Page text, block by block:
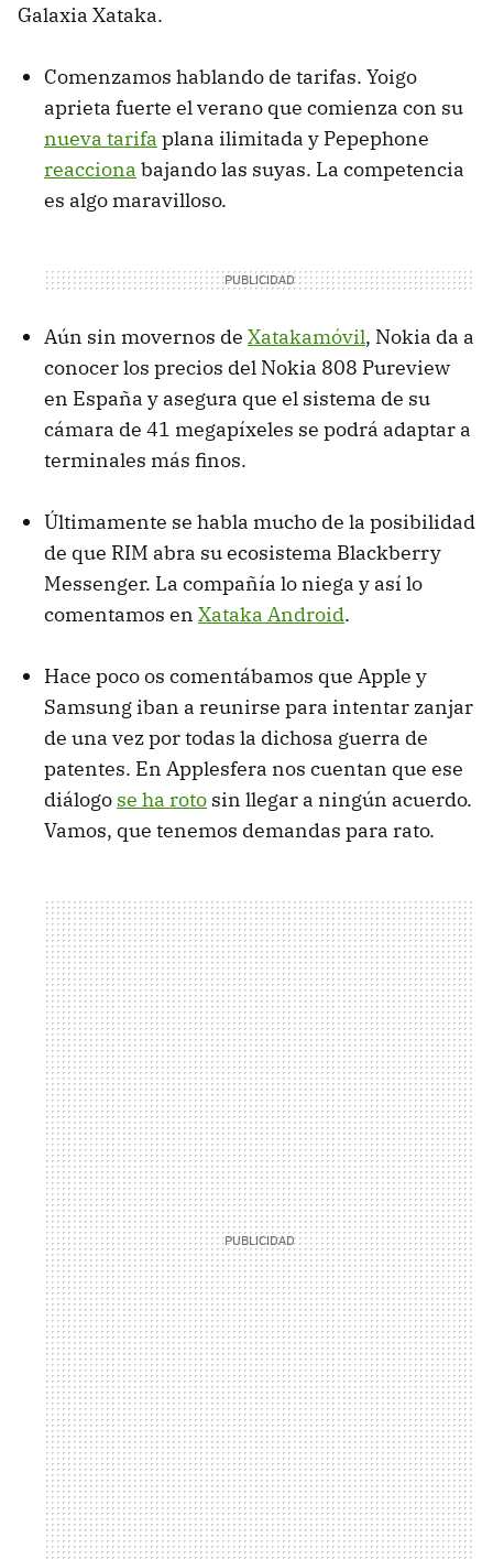
Galaxia Xataka.
Comenzamos hablando de tarifas. Yoigo
aprieta fuerte el verano que comienza con su
nueva tarifa plana ilimitada y Pepephone
reacciona bajando las suyas. La competencia
es algo maravilloso.
Aún sin movernos de Xatakamóvil, Nokia da a
conocer los precios del Nokia 808 Pureview
en España y asegura que el sistema de su
cámara de 41 megapíxeles se podrá adaptar a
terminales más finos.
Últimamente se habla mucho de la posibilidad
de que RIM abra su ecosistema Blackberry
Messenger. La compañía lo niega y así lo
comentamos en Xataka Android.
Hace poco os comentábamos que Apple y
Samsung iban a reunirse para intentar zanjar
de una vez por todas la dichosa guerra de
patentes. En Applesfera nos cuentan que ese
diálogo se ha roto sin llegar a ningún acuerdo.
Vamos, que tenemos demandas para rato.